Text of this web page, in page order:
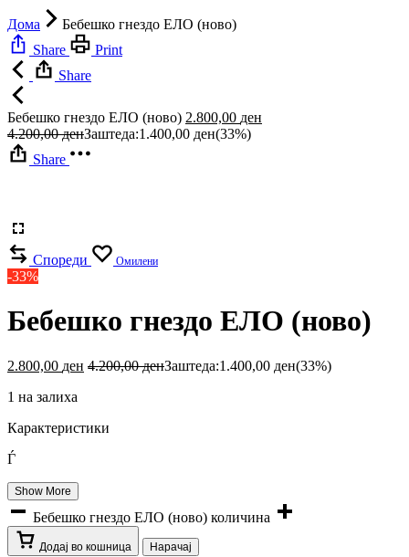
Дома
Бебешко гнездо ЕЛО (ново)
Share
Print
Share
Бебешко гнездо ЕЛО (ново) 2.800,00 ден
4.200,00денЗаштеда:1.400,00 ден(33%)
Share
Спореди Омилени
-33%
Бебешко гнездо ЕЛО (ново)
2.800,00 ден 4.200,00денЗаштеда:1.400,00 ден(33%)
1 на залиха
Карактеристики
Ѓ
Show More
Бебешко гнездо ЕЛО (ново) количина
Додај во кошница Нарачај